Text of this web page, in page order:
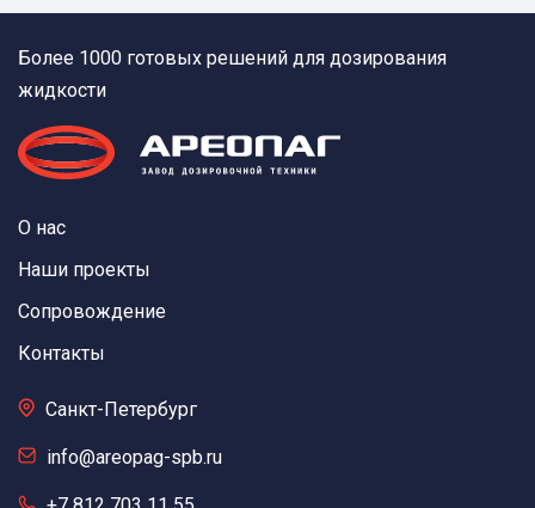
Более 1000 готовых решений для дозирования
жидкости
О нас
Наши проекты
Сопровождение
Контакты
Санкт-Петербург
info@areopag-spb.ru